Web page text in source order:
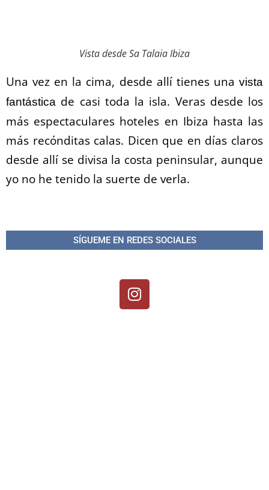
Vista desde Sa Talaia Ibiza
Una vez en la cima, desde allí tienes una vista
fantástica de casi toda la isla. Veras desde los
más espectaculares hoteles en Ibiza hasta las
más recónditas calas. Dicen que en días claros
desde allí se divisa la costa peninsular, aunque
yo no he tenido la suerte de verla.
SÍGUEME EN REDES SOCIALES